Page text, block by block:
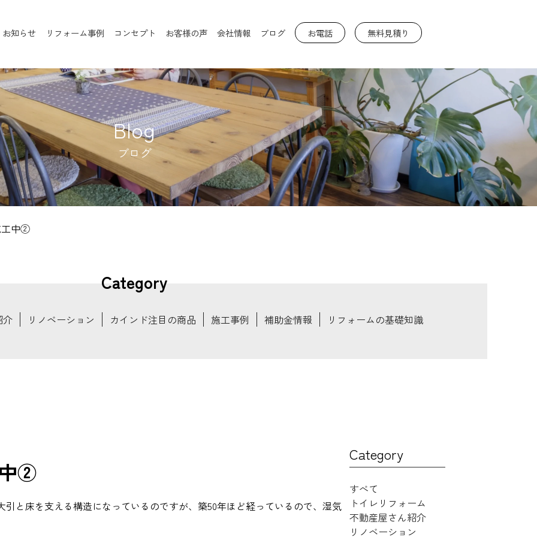
お知らせ リフォーム事例 コンセプト お客様の声 会社情報 ブログ お電話 無料見積り
Blog
ブログ
工中②
Category
介 リノベーション カインド注目の商品 施工事例 補助金情報 リフォームの基礎知識
②
と床を支える構造になっているのですが、築50年ほど経っているので、湿気
Category
すべて
トイレリフォーム
不動産屋さん紹介
リノベーション